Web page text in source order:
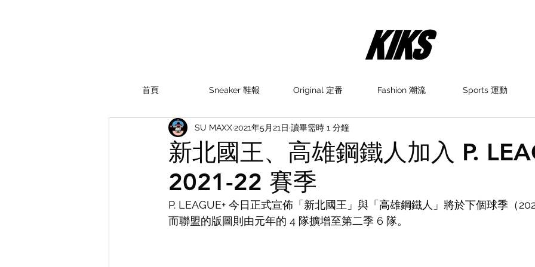
首頁 Sneaker 鞋報 Original 定番 Fashion 潮流 Sports 運動
新北國王、高雄鋼鐵人加入 P.
2021-22 賽季
SU MAXX2021年5月21日 讀畢需時 1 分鐘
P. LEAGUE+ 今日正式宣佈「新北國王」與「高雄鋼鐵人」將於下個球季（
而聯盟的版圖則由元年的 4 隊擴增至第二季 6 隊。